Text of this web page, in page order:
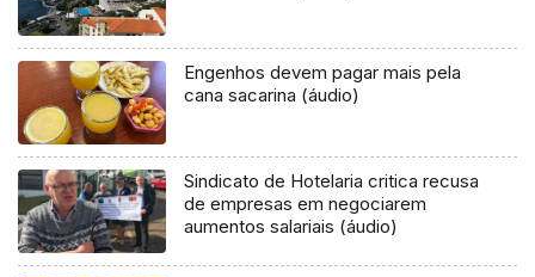
Engenhos devem pagar mais pela
cana sacarina (áudio)
Sindicato de Hotelaria critica recusa
de empresas em negociarem
aumentos salariais (áudio)